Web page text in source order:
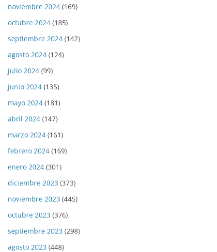
noviembre 2024 (169)
octubre 2024 (185)
septiembre 2024 (142)
agosto 2024 (124)
julio 2024 (99)
junio 2024 (135)
mayo 2024 (181)
abril 2024 (147)
marzo 2024 (161)
febrero 2024 (169)
enero 2024 (301)
diciembre 2023 (373)
noviembre 2023 (445)
octubre 2023 (376)
septiembre 2023 (298)
agosto 2023 (448)